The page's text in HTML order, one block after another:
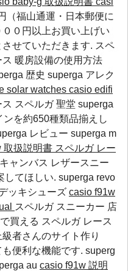
（福山通運・日本郵便に
０円以上お買い上げい
せていただきます. スペ
暖房設備の使用方法
歴史 superga アレク
solar watches casio edifi
スペルガ 聖堂 superga
を約650種類品揃えし
レビュー superga m
取扱説明書 スペルガ レー
ャンバス レザースニー
してほしい. superga revo
ッキシューズ casio f91w
スペルガ スニーカー 店
買える スペルガ レース
者さんのサイト作り
便利な機能です. superg
au casio f91w 説明